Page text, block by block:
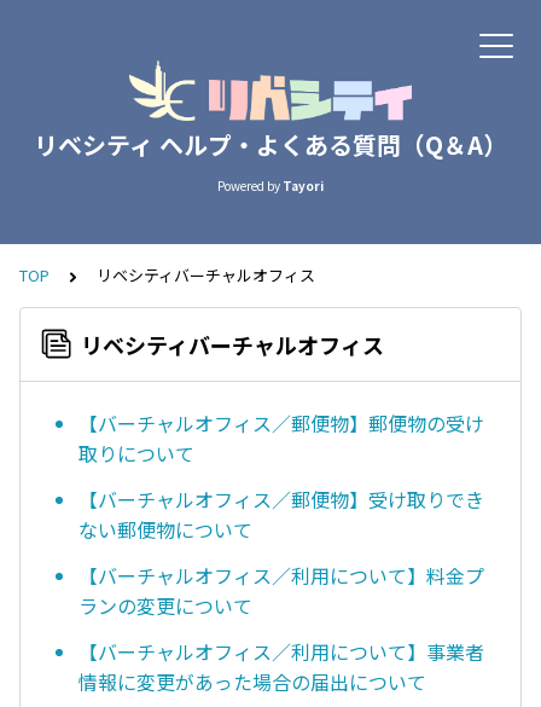
リベシティ ヘルプ・よくある質問（Q＆A）
Powered by Tayori
TOP リベシティバーチャルオフィス
リベシティバーチャルオフィス
【バーチャルオフィス／郵便物】郵便物の受け
取りについて
【バーチャルオフィス／郵便物】受け取りでき
ない郵便物について
【バーチャルオフィス／利用について】料金プ
ランの変更について
【バーチャルオフィス／利用について】事業者
情報に変更があった場合の届出について